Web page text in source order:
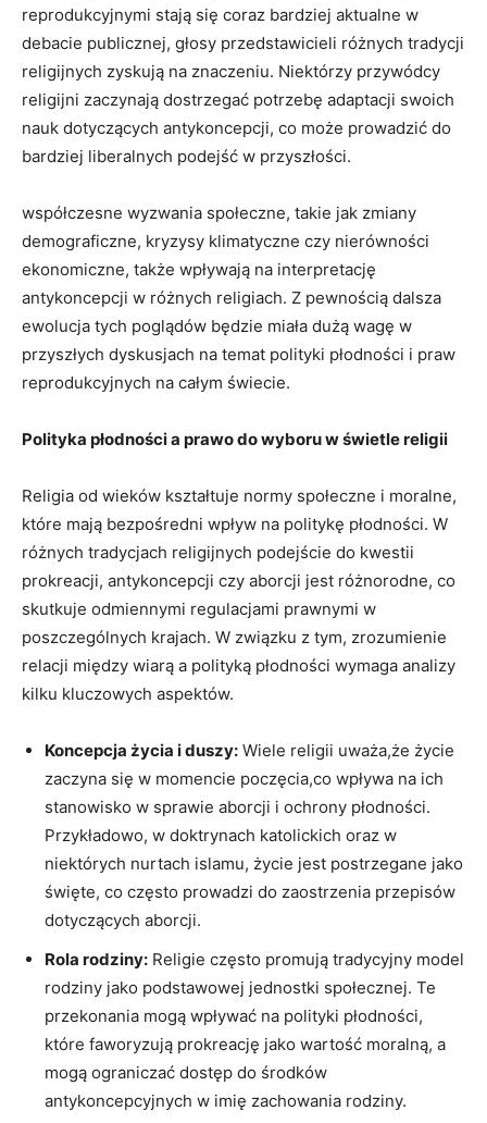
reprodukcyjnymi stają się coraz ⁤bardziej aktualne w
debacie publicznej, głosy ​przedstawicieli różnych tradycji
religijnych zyskują na znaczeniu. Niektórzy przywódcy
religijni zaczynają ​dostrzegać potrzebę​ adaptacji swoich
nauk dotyczących antykoncepcji, co może prowadzić do
bardziej liberalnych podejść⁤ w⁢ przyszłości.
współczesne wyzwania społeczne, takie jak zmiany‍
demograficzne, kryzysy klimatyczne czy nierówności
ekonomiczne, także ⁢wpływają na interpretację
antykoncepcji w ‍różnych religiach. Z⁢ pewnością dalsza
ewolucja​ tych poglądów będzie miała‌ dużą⁢ wagę w
przyszłych dyskusjach na temat⁢ polityki płodności i ​praw
⁤reprodukcyjnych na⁣ całym świecie.
Polityka płodności a‍ prawo do wyboru ⁤w świetle religii
Religia‍ od wieków kształtuje normy społeczne i moralne,
⁢które mają bezpośredni⁤ wpływ na politykę​ płodności. W
różnych tradycjach religijnych podejście do kwestii
prokreacji, antykoncepcji czy aborcji jest różnorodne, co
skutkuje odmiennymi regulacjami prawnymi⁢ w
poszczególnych krajach. W związku z tym, zrozumienie
relacji między wiarą a polityką płodności wymaga analizy ​
kilku kluczowych aspektów.
Koncepcja życia i duszy: Wiele religii uważa,że życie
zaczyna się⁢ w momencie poczęcia,co wpływa na ich
stanowisko w sprawie ​aborcji i ochrony płodności.
Przykładowo, w doktrynach katolickich oraz w
niektórych nurtach islamu, życie jest ⁢postrzegane jako
święte, co często ⁤prowadzi do zaostrzenia przepisów
dotyczących aborcji.
Rola ‍rodziny: Religie często promują tradycyjny model
rodziny jako⁣ podstawowej jednostki społecznej. Te
przekonania mogą⁣ wpływać na polityki ⁤płodności,
które faworyzują prokreację jako wartość‍ moralną, a
mogą⁢ ograniczać dostęp‍ do środków
antykoncepcyjnych w ⁤imię ‌zachowania rodziny.